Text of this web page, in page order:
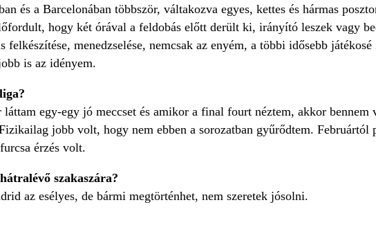
és a Barcelonában többször, váltakozva egyes, kettes és hármas
hogy két órával a feldobás előtt derült ki, irányító leszek vagy
felkészítése, menedzselése, nemcsak az enyém, a többi idősebb
is az idényem.
egy-egy jó meccset és amikor a final fourt néztem, akkor bennem
jobb volt, hogy nem ebben a sorozatban gyűrődtem. Februártól
érzés volt.
szakaszára?
az esélyes, de bármi megtörténhet, nem szeretek jósolni.